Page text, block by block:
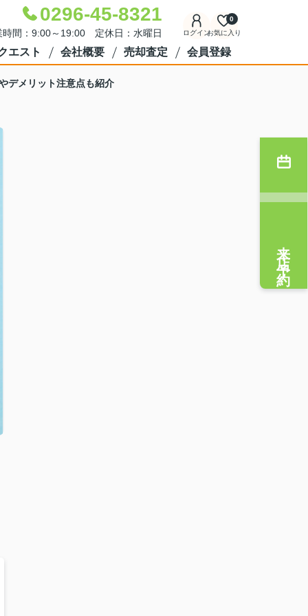
0296-45-8321
時間：9:00～19:00 定休日：水曜日 ログインお気に入り
0
エスト 会社概要 売却査定 会員登録
デメリット注意点も紹介
来店予約